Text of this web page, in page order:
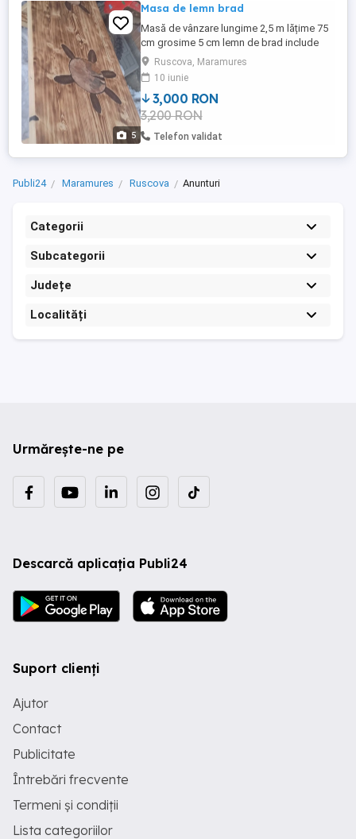
5
Masa de lemn brad
Masă de vânzare lungime 2,5 m lățime 75
cm grosime 5 cm lemn de brad include
rășină epoxidică!
Ruscova, Maramures
10 iunie
3,000 RON
3,200 RON
Telefon validat
Publi24 Maramures Ruscova Anunturi
Categorii
Subcategorii
Județe
Localități
Urmărește-ne pe
Descarcă aplicația Publi24
Suport clienți
Ajutor
Contact
Publicitate
Întrebări frecvente
Termeni și condiții
Lista categoriilor